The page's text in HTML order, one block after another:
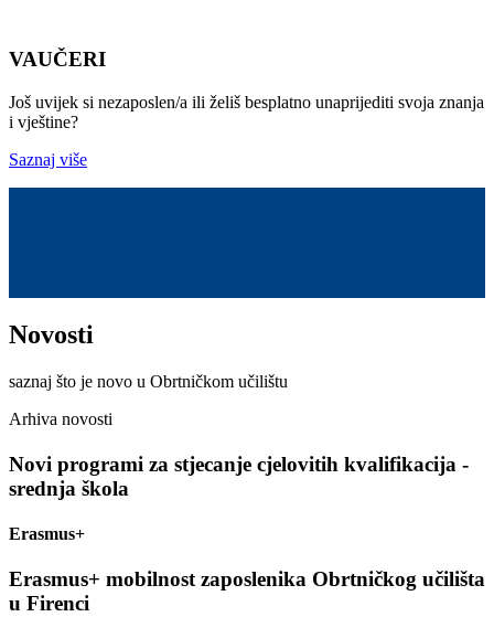
VAUČERI
Još uvijek si nezaposlen/a ili želiš besplatno unaprijediti svoja znanja
i vještine?
Saznaj više
Novosti
saznaj što je novo u Obrtničkom učilištu
Arhiva novosti
Novi programi za stjecanje cjelovitih kvalifikacija -
srednja škola
Erasmus+
Erasmus+ mobilnost zaposlenika Obrtničkog učilišta
u Firenci